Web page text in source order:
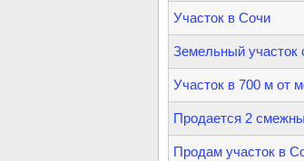
Участок в Сочи
Земельный участок
Участок в 700 м от
Продается 2
Продам участок в